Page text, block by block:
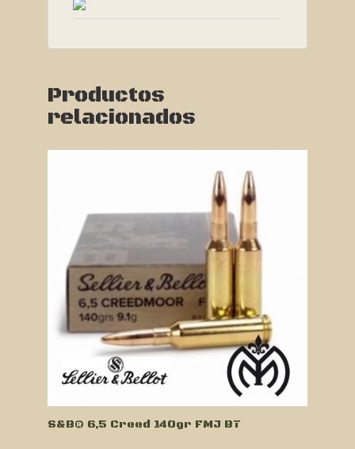
Productos
relacionados
S&B® 6,5 Creed 140gr FMJ BT